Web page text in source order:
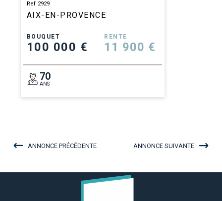
Ref 2929
AIX-EN-PROVENCE
BOUQUET
100 000 €
RENTE
11 900 €
70
ANS
ANNONCE PRÉCÉDENTE ANNONCE SUIVANTE